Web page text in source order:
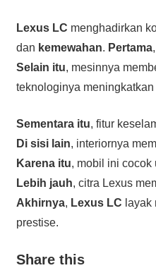
Lexus LC menghadirkan
dan kemewahan. Pertama
Selain itu, mesinnya
teknologinya
Sementara itu, fitur
Di sisi lain, interiornya
Karena itu, mobil ini cocok
Lebih jauh, citra Lexus
Akhirnya, Lexus LC
prestise.
Share this